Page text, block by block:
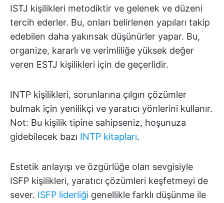
ISTJ kişilikleri metodiktir ve gelenek ve düzeni
tercih ederler. Bu, onları belirlenen yapıları takip
edebilen daha yakınsak düşünürler yapar. Bu,
organize, kararlı ve verimliliğe yüksek değer
veren ESTJ kişilikleri için de geçerlidir.
INTP kişilikleri, sorunlarına çılgın çözümler
bulmak için yenilikçi ve yaratıcı yönlerini kullanır.
Not: Bu kişilik tipine sahipseniz, hoşunuza
gidebilecek bazı INTP kitapları.
Estetik anlayışı ve özgürlüğe olan sevgisiyle
ISFP kişilikleri, yaratıcı çözümleri keşfetmeyi de
sever. ISFP liderliği genellikle farklı düşünme ile